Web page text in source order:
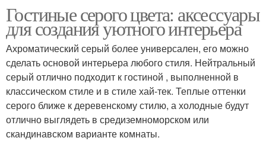
Гостиные серого цвета: аксессуары
для создания уютного интерьера
Ахроматический серый более универсален, его можно
сделать основой интерьера любого стиля. Нейтральный
серый отлично подходит к гостиной , выполненной в
классическом стиле и в стиле хай-тек. Теплые оттенки
серого ближе к деревенскому стилю, а холодные будут
отлично выглядеть в средиземноморском или
скандинавском варианте комнаты.